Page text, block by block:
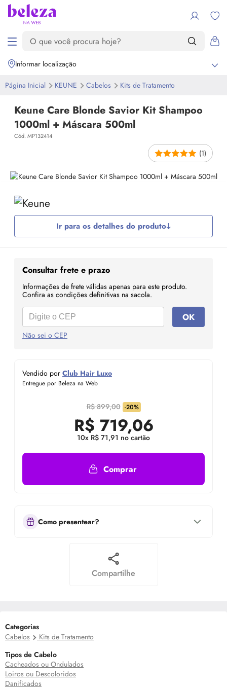
Informar localização
Página Inicial KEUNE Cabelos Kits de Tratamento
Keune Care Blonde Savior Kit Shampoo
1000ml + Máscara 500ml
Cód. MP132414
(1)
Ir para os detalhes do produto
Consultar frete e prazo
Informações de frete válidas apenas para este produto.
Confira as condições definitivas na sacola.
OK
Não sei o CEP
Vendido por Club Hair Luxo
Entregue por Beleza na Web
R$ 899,00 -20%
R$ 719,06
10x R$ 71,91 no cartão
Comprar
Como presentear?
Compartilhe
Categorias
Cabelos
Kits de Tratamento
Tipos de Cabelo
Cacheados ou Ondulados
Loiros ou Descoloridos
Danificados